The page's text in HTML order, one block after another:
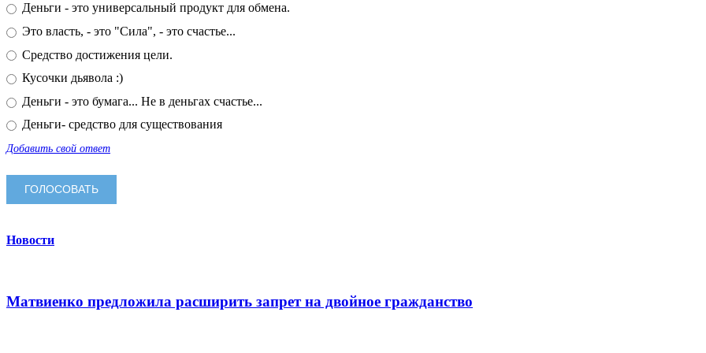
Деньги - это универсальный продукт для обмена.
Это власть, - это "Сила", - это счастье...
Средство достижения цели.
Кусочки дьявола :)
Деньги - это бумага... Не в деньгах счастье...
Деньги- средство для существования
Добавить свой ответ
Новости
Матвиенко предложила расширить запрет на двойное гражданство